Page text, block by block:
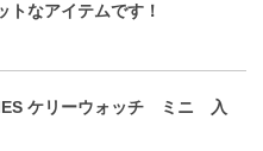
トなアイテムです！
ケリーウォッチ ミニ 入